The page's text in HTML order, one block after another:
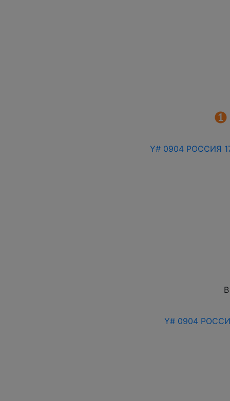
Y# 0904 РОССИЯ
Y# 0904